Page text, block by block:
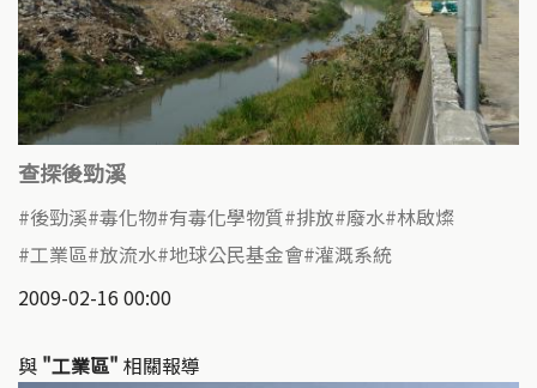
查探後勁溪
後勁溪 毒化物 有毒化學物質 排放 廢水 林啟燦
工業區 放流水 地球公民基金會 灌溉系統
2009-02-16 00:00
與 "工業區" 相關報導